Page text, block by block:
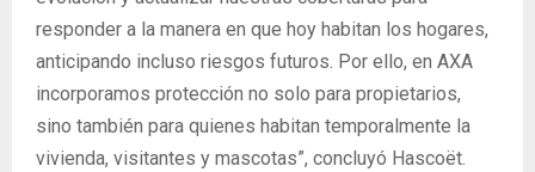
responder a la manera en que hoy habitan los hogares,
anticipando incluso riesgos futuros. Por ello, en AXA
incorporamos protección no solo para propietarios,
sino también para quienes habitan temporalmente la
vivienda, visitantes y mascotas”, concluyó Hascoët.